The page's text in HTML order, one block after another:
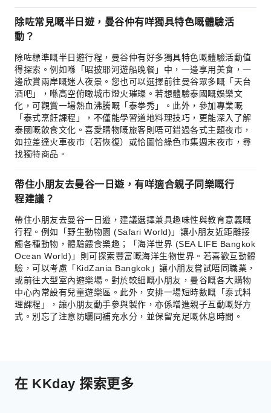
除咗常見嘅半日遊，曼谷仲有咩獨具特色嘅體驗活
動？
除咗標準嘅半日遊行程，曼谷仲有好多獨具特色嘅體驗活動值
得探索。例如喺「昭披耶河遊船晚餐」中，一邊享用美食，一
邊欣賞兩岸嘅迷人夜景。您也可以選擇前往曼谷眾多嘅「天台
酒吧」，喺高空俯瞰城市燈火璀璨。若想體驗泰國嘅娛樂文
化，可觀賞一場熱血沸騰嘅「泰拳秀」。此外，參加專業嘅
「泰式烹飪課程」，不僅能學習道地料理技巧，更能深入了解
泰國嘅飲食文化。喜愛購物嘅旅客則唔可錯過各式主題夜市，
如拉差達火車夜市（若恢復）或恰圖恰綠色市集週末夜市，尋
找獨特商品。
帶住小朋友去曼谷一日遊，有咩適合親子同樂嘅行
程建議？
帶住小朋友去曼谷一日遊，建議選擇兼具趣味性與教育意義嘅
行程。例如「野生動物園 (Safari World)」讓小朋友近距離接
觸各種動物，體驗餵食樂趣；「海洋世界 (SEA LIFE Bangkok
Ocean World)」則可探索豐富嘅海洋生物世界。若喜歡互動體
驗，可以考慮「KidZania Bangkok」讓小朋友嘗試唔同職業，
或前往大型室內遊樂場。對於較細嘅小朋友，曼谷嘅各大購物
中心內常設有兒童遊樂區。此外，安排一場短時數嘅「泰式料
理課程」，讓小朋友動手參與製作，亦係增進親子互動嘅好方
式。別忘了注意防曬同補充水分，並保留充足嘅休息時間。
在 KKday 探索更多